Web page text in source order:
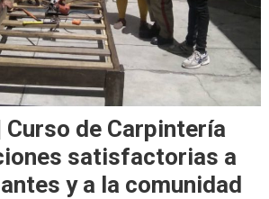
Curso de Carpintería
satisfactorias a
y a la comunidad